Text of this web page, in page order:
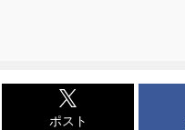
ポスト